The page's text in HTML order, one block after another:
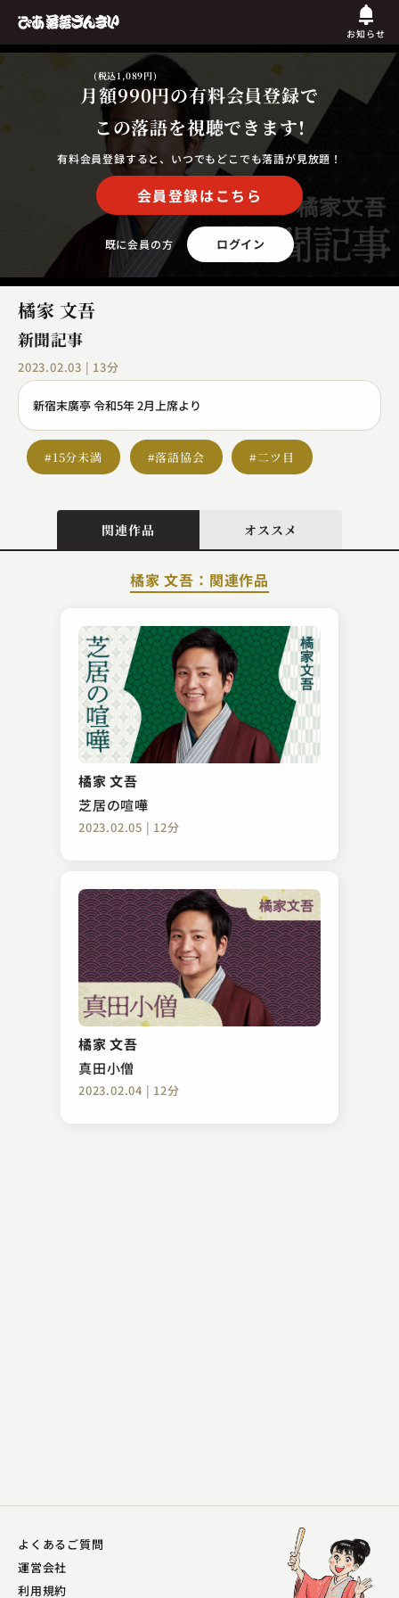
お知らせ
月額990円
(税込1,089円)
の有料会員登録で
この落語を視聴できます!
有料会員登録すると、いつでもどこでも落語が見放題！
会員登録はこちら
既に会員の方 ログイン
橘家 文吾
新聞記事
2023.02.03 | 13分
新宿末廣亭 令和5年 2月上席より
#15分未満 #落語協会 #二ツ目
関連作品 オススメ
橘家 文吾：関連作品
橘家 文吾
芝居の喧嘩
2023.02.05 | 12分
橘家 文吾
真田小僧
2023.02.04 | 12分
隅田川 馬石
金明竹
2023.09.13 | 11分
柳亭 左龍
鈴ヶ森
2023.08.30 | 12分
よくあるご質問
運営会社
利用規約